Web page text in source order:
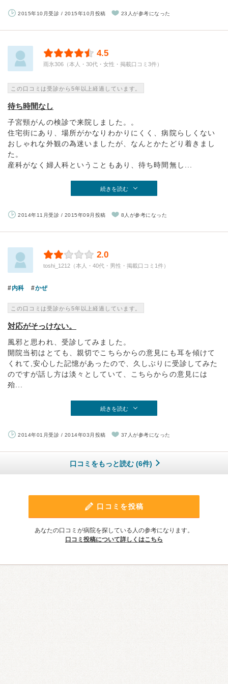
2015年10月受診 / 2015年10月投稿 23人が参考になった
4.5
雨氷306（本人・30代・女性・掲載口コミ3件）
この口コミは受診から5年以上経過しています。
待ち時間なし
子宮頸がんの検診で来院しました。。
住宅街にあり、場所がかなりわかりにくく、病院らしくない
おしゃれな外観の為迷いましたが、なんとかたどり着きまし
た。
産科がなく婦人科ということもあり、待ち時間無し...
続きを読む
2014年11月受診 / 2015年09月投稿 8人が参考になった
2.0
toshi_1212（本人・40代・男性・掲載口コミ1件）
内科 かぜ
この口コミは受診から5年以上経過しています。
対応がそっけない。
風邪と思われ、受診してみました。
開院当初はとても、親切でこちらからの意見にも耳を傾けて
くれて,安心した記憶があったので、久しぶりに受診してみた
のですが話し方は淡々としていて、こちらからの意見には
殆...
続きを読む
2014年01月受診 / 2014年03月投稿 37人が参考になった
口コミをもっと読む (6件)
口コミを投稿
あなたの口コミが病院を探している人の参考になります。
口コミ投稿について詳しくはこちら